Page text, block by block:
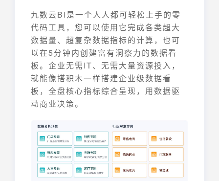
九数云BI是一个人人都可轻松上手的零
代码工具，您可以使用它完成各类超大
数据量、超复杂数据指标的计算，也可
以在5分钟内创建富有洞察力的数据看
板。企业无需IT、无需大量资源投入，
就能像搭积木一样搭建企业级数据看
板，全盘核心指标综合呈现，用数据驱
动商业决策。